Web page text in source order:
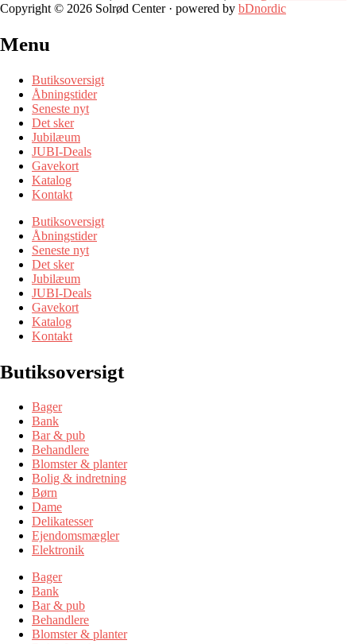
Copyright © 2026 Solrød Center · powered by bDnordic
Menu
Butiksoversigt
Åbningstider
Seneste nyt
Det sker
Jubilæum
JUBI-Deals
Gavekort
Katalog
Kontakt
Butiksoversigt
Åbningstider
Seneste nyt
Det sker
Jubilæum
JUBI-Deals
Gavekort
Katalog
Kontakt
Butiksoversigt
Bager
Bank
Bar & pub
Behandlere
Blomster & planter
Bolig & indretning
Børn
Dame
Delikatesser
Ejendomsmægler
Elektronik
Bager
Bank
Bar & pub
Behandlere
Blomster & planter